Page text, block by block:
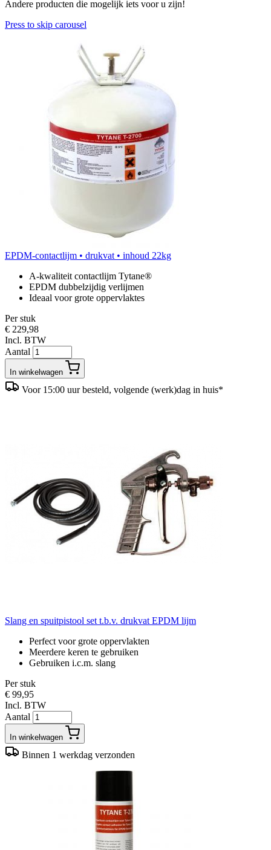
Andere producten die mogelijk iets voor u zijn!
Press to skip carousel
EPDM-contactlijm • drukvat • inhoud 22kg
A-kwaliteit contactlijm Tytane®
EPDM dubbelzijdig verlijmen
Ideaal voor grote oppervlaktes
Per stuk
€ 229,98
Incl. BTW
Aantal
In winkelwagen
Voor 15:00 uur besteld, volgende (werk)dag in huis*
Slang en spuitpistool set t.b.v. drukvat EPDM lijm
Perfect voor grote oppervlakten
Meerdere keren te gebruiken
Gebruiken i.c.m. slang
Per stuk
€ 99,95
Incl. BTW
Aantal
In winkelwagen
Binnen 1 werkdag verzonden